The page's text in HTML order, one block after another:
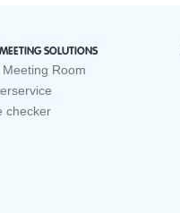
SOLUTIONS
Room
checker